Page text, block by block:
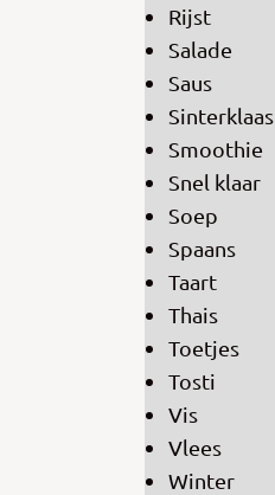
Rijst
Salade
Saus
Sinterklaas
Smoothie
Snel klaar
Soep
Spaans
Taart
Thais
Toetjes
Tosti
Vis
Vlees
Winter